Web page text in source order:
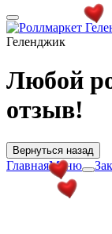
Геленджик
Любой
отзыв!
Вернуться назад
ГлавнаяМеню